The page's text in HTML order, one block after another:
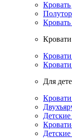
Кровать
Для